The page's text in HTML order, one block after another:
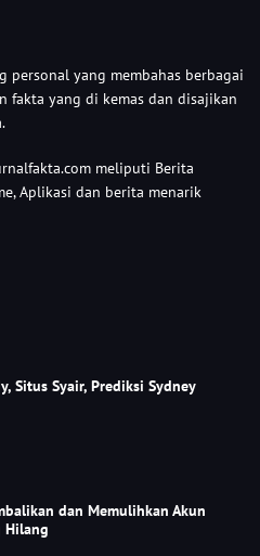
personal yang membahas berbagai
fakta yang di kemas dan disajikan
meliputi Berita
Aplikasi dan berita menarik
Situs Syair, Prediksi Sydney
dan Memulihkan Akun
Hilang